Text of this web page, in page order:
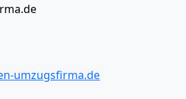
umzugsfirma.de